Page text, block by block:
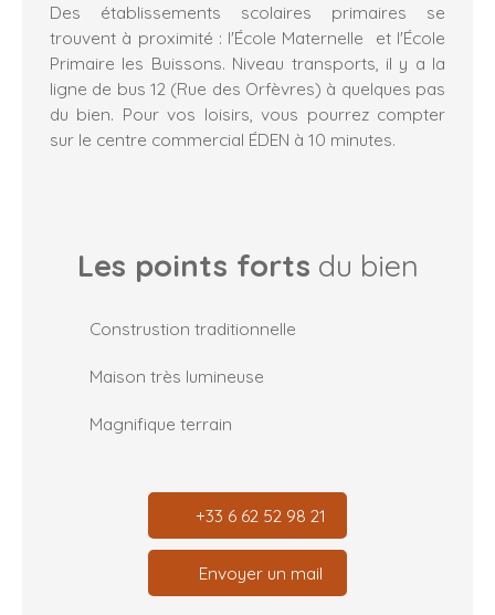
Des établissements scolaires primaires se
trouvent à proximité : l'École Maternelle et l'École
Primaire les Buissons. Niveau transports, il y a la
ligne de bus 12 (Rue des Orfèvres) à quelques pas
du bien. Pour vos loisirs, vous pourrez compter
sur le centre commercial ÉDEN à 10 minutes.
Les points forts du bien
Construstion traditionnelle
Maison très lumineuse
Magnifique terrain
+33 6 62 52 98 21
Envoyer un mail